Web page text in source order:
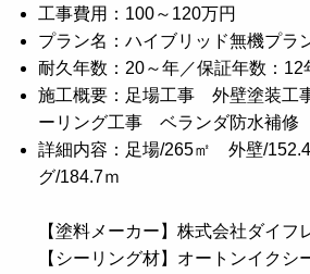
工事費用：100～120万円
プラン名：ハイブリッド無機プラ
耐久年数：20～年／保証年数：12
施工概要：足場工事 外壁塗装
ーリング工事 ベランダ防水補修
詳細内容：足場/265㎡ 外壁/
グ/184.7ｍ
【塗料メーカー】株式会社ダイフ
【シーリング材】オートンイクシ